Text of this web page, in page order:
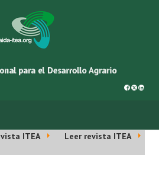
ITEA
Leer revista ITEA